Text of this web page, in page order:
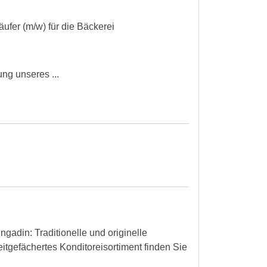
(m/w) für die Bäckerei
unseres ...
Traditionelle und originelle
Konditoreisortiment finden Sie